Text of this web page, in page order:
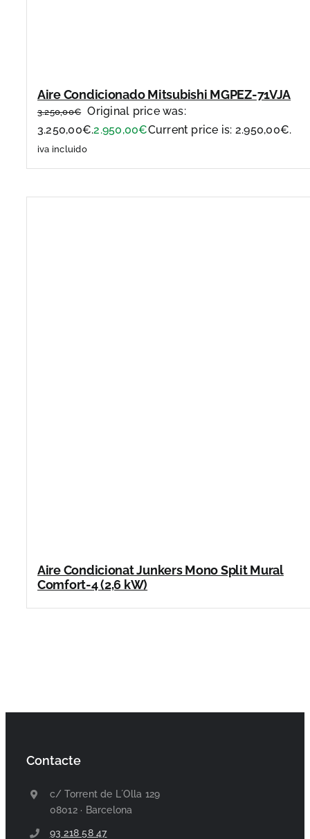
Aire Condicionado Mitsubishi MGPEZ-71VJA
3.250,00€
Original price was:
3.250,00€.2.950,00€Current price is: 2.950,00€.
iva incluido
Aire Condicionat Junkers Mono Split Mural
Comfort-4 (2,6 kW)
Contacte
c/ Torrent de L´Olla 129
08012 · Barcelona
93 218 58 47